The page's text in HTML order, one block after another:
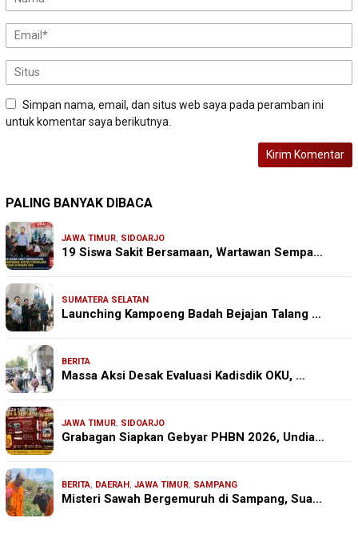
Simpan nama, email, dan situs web saya pada peramban ini
untuk komentar saya berikutnya.
PALING BANYAK DIBACA
JAWA TIMUR, SIDOARJO
19 Siswa Sakit Bersamaan, Wartawan Sempa…
SUMATERA SELATAN
Launching Kampoeng Badah Bejajan Talang …
BERITA
Massa Aksi Desak Evaluasi Kadisdik OKU, …
JAWA TIMUR, SIDOARJO
Grabagan Siapkan Gebyar PHBN 2026, Undia…
BERITA, DAERAH , JAWA TIMUR, SAMPANG
Misteri Sawah Bergemuruh di Sampang, Sua…